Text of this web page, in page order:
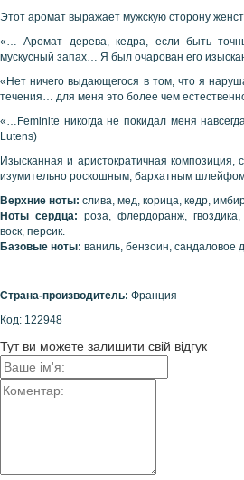
Этот аромат выражает мужскую сторону
«… Аромат дерева, кедра, если быть
мускусный запах… Я был очарован его
«Нет ничего выдающегося в том, что я
течения… для меня это более чем
«…Feminite никогда не покидал меня
Lutens)
Изысканная и аристократичная композиция,
изумительно роскошным, бархатным
Верхние ноты: слива, мед, корица, кедр,
Ноты сердца: роза, флердоранж,
воск, персик.
Базовые ноты: ваниль, бензоин, сандаловое
Страна-производитель: Франция
Код: 122948
Тут ви можете залишити свій відгук